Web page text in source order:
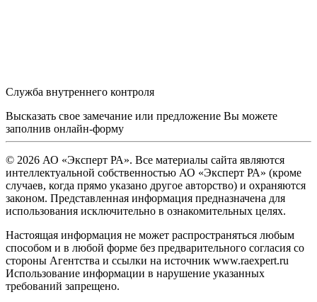
Служба внутреннего контроля
Высказать свое замечание или предложение Вы можете
заполнив онлайн-форму
© 2026 АО «Эксперт РА». Все материалы сайта являются
интеллектуальной собственностью АО «Эксперт РА» (кроме
случаев, когда прямо указано другое авторство) и охраняются
законом. Представленная информация предназначена для
использования исключительно в ознакомительных целях.
Настоящая информация не может распространяться любым
способом и в любой форме без предварительного согласия со
стороны Агентства и ссылки на источник www.raexpert.ru
Использование информации в нарушение указанных
требований запрещено.